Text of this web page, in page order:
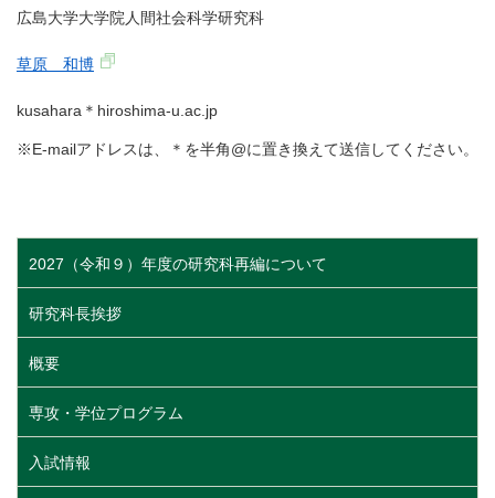
広島大学大学院人間社会科学研究科
草原 和博
kusahara＊hiroshima-u.ac.jp
※E-mailアドレスは、＊を半角@に置き換えて送信してください。
2027（令和９）年度の研究科再編について
研究科長挨拶
概要
専攻・学位プログラム
入試情報